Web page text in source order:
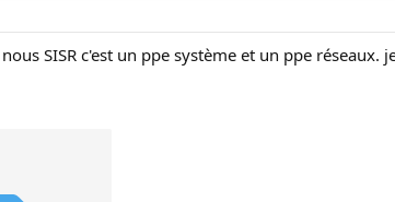
SISR c'est un ppe système et un ppe